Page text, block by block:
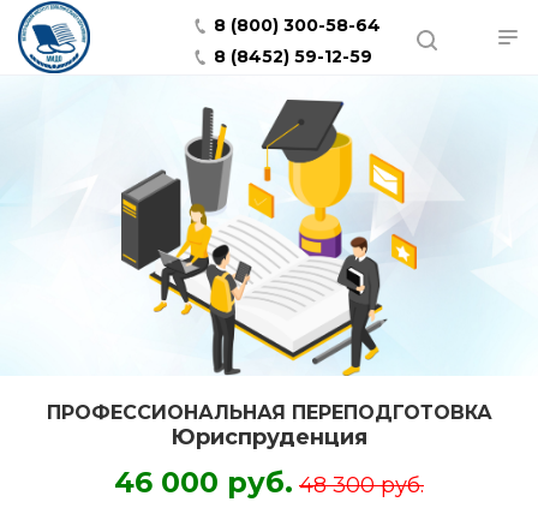
8 (800) 300-58-64
8 (8452) 59-12-59
ПРОФЕССИОНАЛЬНАЯ ПЕРЕПОДГОТОВКА
Юриспруденция
46 000 руб. 48 300 руб.